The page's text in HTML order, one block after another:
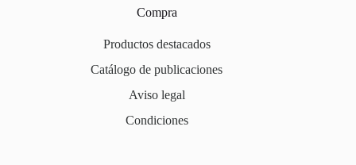
Compra
Productos destacados
Catálogo de publicaciones
Aviso legal
Condiciones